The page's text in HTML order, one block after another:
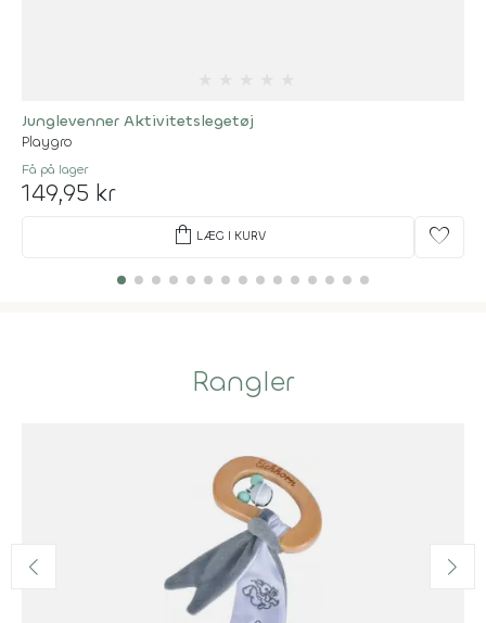
Junglevenner Aktivitetslegetøj
Playgro
Få på lager
149,95 kr
shopping_bag LÆG I KURV favorite
Rangler